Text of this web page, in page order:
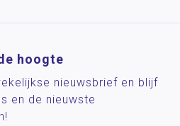
hoogte
nieuwsbrief en blijf
en de nieuwste